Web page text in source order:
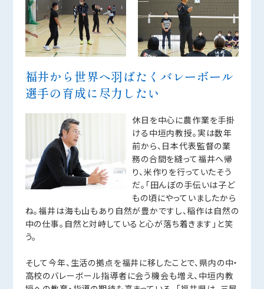
福井から世界へ羽ばたくバレーボール
選手の育成に尽力したい
休日を中心に農作業を手掛
ける中垣内教授。実は数年
前から、日本代表監督の業
務の合間を縫って福井へ帰
り、米作りを行っていたそう
だ。「田んぼの手伝いは子ど
もの頃にやっていましたから
ね。福井は海も山もあり自然が豊かですし、稲作は自然の
中の仕事。自然と対峙していると心が落ち着きます」と笑
う。
そして今年、生活の拠点を福井に移したことで、県内の中・
高校のバレーボール指導者に会う機会も増え、中垣内教